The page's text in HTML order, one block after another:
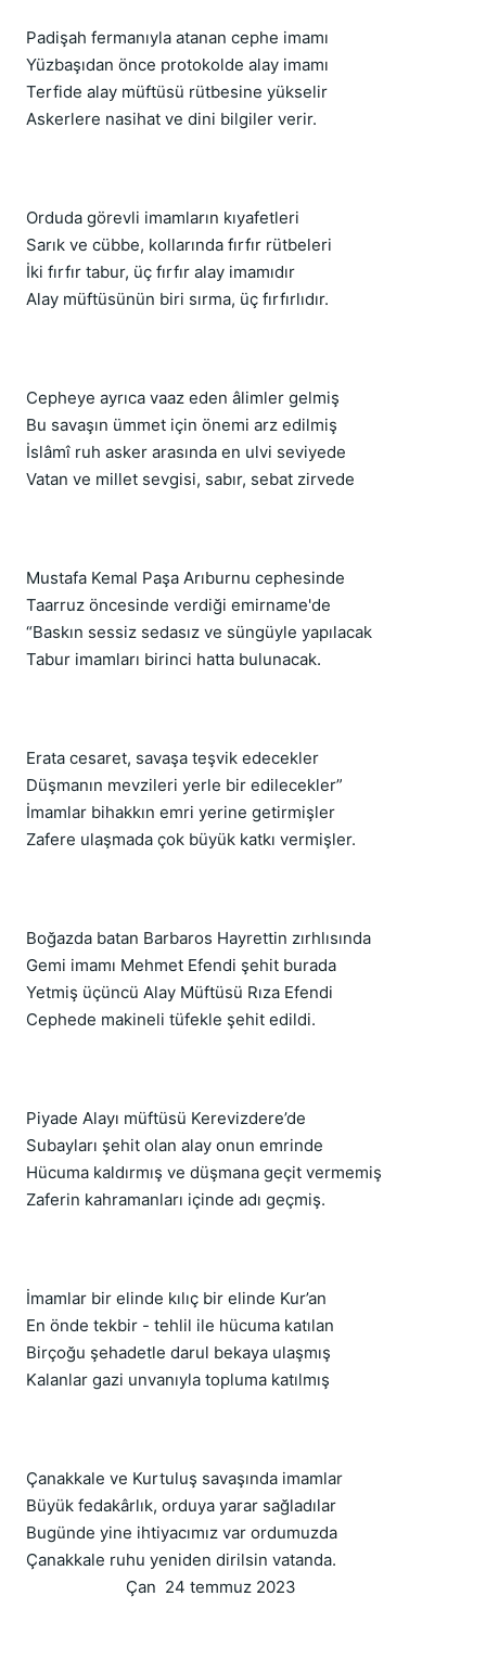
Padişah fermanıyla atanan cephe imamı
Yüzbaşıdan önce protokolde alay imamı
Terfide alay müftüsü rütbesine yükselir
Askerlere nasihat ve dini bilgiler verir.
Orduda görevli imamların kıyafetleri
Sarık ve cübbe, kollarında fırfır rütbeleri
İki fırfır tabur, üç fırfır alay imamıdır
Alay müftüsünün biri sırma, üç fırfırlıdır.
Cepheye ayrıca vaaz eden âlimler gelmiş
Bu savaşın ümmet için önemi arz edilmiş
İslâmî ruh asker arasında en ulvi seviyede
Vatan ve millet sevgisi, sabır, sebat zirvede
Mustafa Kemal Paşa Arıburnu cephesinde
Taarruz öncesinde verdiği emirname'de
“Baskın sessiz sedasız ve süngüyle yapılacak
Tabur imamları birinci hatta bulunacak.
Erata cesaret, savaşa teşvik edecekler
Düşmanın mevzileri yerle bir edilecekler”
İmamlar bihakkın emri yerine getirmişler
Zafere ulaşmada çok büyük katkı vermişler.
Boğazda batan Barbaros Hayrettin zırhlısında
Gemi imamı Mehmet Efendi şehit burada
Yetmiş üçüncü Alay Müftüsü Rıza Efendi
Cephede makineli tüfekle şehit edildi.
Piyade Alayı müftüsü Kerevizdere’de
Subayları şehit olan alay onun emrinde
Hücuma kaldırmış ve düşmana geçit vermemiş
Zaferin kahramanları içinde adı geçmiş.
İmamlar bir elinde kılıç bir elinde Kur’an
En önde tekbir - tehlil ile hücuma katılan
Birçoğu şehadetle darul bekaya ulaşmış
Kalanlar gazi unvanıyla topluma katılmış
Çanakkale ve Kurtuluş savaşında imamlar
Büyük fedakârlık, orduya yarar sağladılar
Bugünde yine ihtiyacımız var ordumuzda
Çanakkale ruhu yeniden dirilsin vatanda.
Çan 24 temmuz 2023